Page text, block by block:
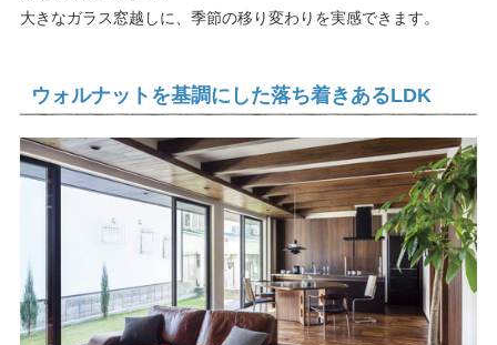
大きなガラス窓越しに、季節の移り変わりを実感できます。
ウォルナットを基調にした落ち着きあるLDK